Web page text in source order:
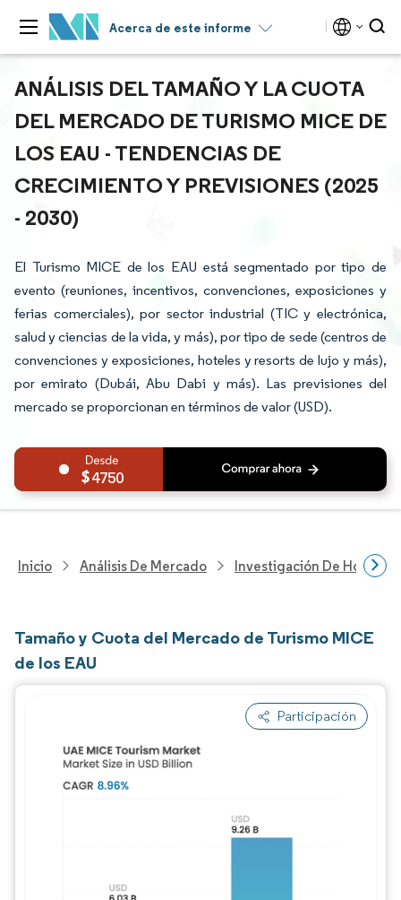
Acerca de este informe
ANÁLISIS DEL TAMAÑO Y LA CUOTA
DEL MERCADO DE TURISMO MICE DE
LOS EAU - TENDENCIAS DE
CRECIMIENTO Y PREVISIONES (2025
- 2030)
El Turismo MICE de los EAU está segmentado por tipo de
evento (reuniones, incentivos, convenciones, exposiciones y
ferias comerciales), por sector industrial (TIC y electrónica,
salud y ciencias de la vida, y más), por tipo de sede (centros de
convenciones y exposiciones, hoteles y resorts de lujo y más),
por emirato (Dubái, Abu Dabi y más). Las previsiones del
mercado se proporcionan en términos de valor (USD).
4750
Inicio Análisis De Mercado Investigación De
Tamaño y Cuota del Mercado de Turismo MICE
de los EAU
Participación